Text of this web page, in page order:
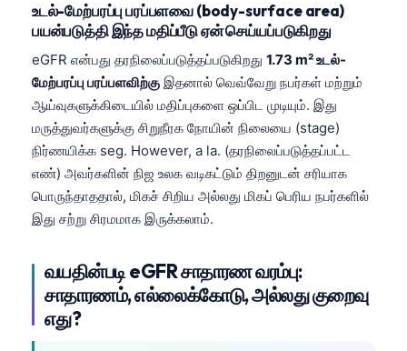
உடல்-மேற்பரப்பு பரப்பளவை (body-surface area)
பயன்படுத்தி இந்த மதிப்பீடு ஏன் செய்யப்படுகிறது
eGFR என்பது தரநிலைப்படுத்தப்படுகிறது 1.73 m² உடல்-
மேற்பரப்பு பரப்பளவிற்கு இதனால் வெவ்வேறு நபர்கள் மற்றும்
ஆய்வுகளுக்கிடையில் மதிப்புகளை ஒப்பிட முடியும். இது
மருத்துவர்களுக்கு சிறுநீரக நோயின் நிலையை (stage)
நிர்ணயிக்க seg. However, a la. (தரநிலைப்படுத்தப்பட்ட
எண்) அவர்களின் நிஜ உலக வடிகட்டும் திறனுடன் சரியாக
பொருந்தாததால், மிகச் சிறிய அல்லது மிகப் பெரிய நபர்களில்
இது சற்று சிரமமாக இருக்கலாம்.
வயதின்படி eGFR சாதாரண வரம்பு:
சாதாரணம், எல்லைக்கோடு, அல்லது குறைவு
எது?